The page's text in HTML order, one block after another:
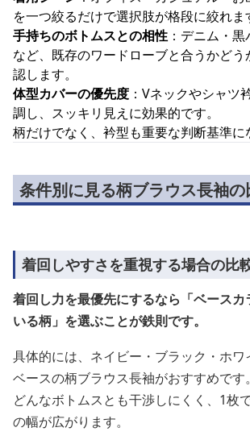
を一つ絞るだけで選択肢が格段に絞れま
手持ちのボトムスとの相性 ：デニム・
など、既存のワードローブと合うかど
認します。
体型カバーの優先度 ：Vネックやシャツ
調し、スッキリ見えに効果的です。
柄だけでなく、衿型も重要な判断基準に
条件別に見る柄ブラウス長袖の
着回しやすさを重視する場合の比
着回し力を最優先にするなら「ベースカ
いる柄」を選ぶことが鉄則です。
具体的には、ネイビー・ブラック・ホ
ベースの柄ブラウス長袖がおすすめです。
どんなボトムスとも干渉しにくく、1枚
の幅が広がります。